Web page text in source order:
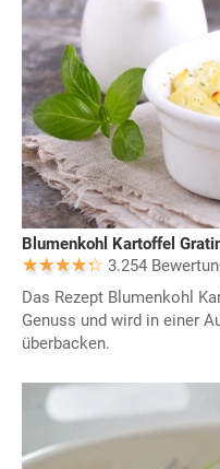
Blumenkohl Kartoffel
3.254
Das Rezept Blumenkohl
Genuss und wird in einer
überbacken.